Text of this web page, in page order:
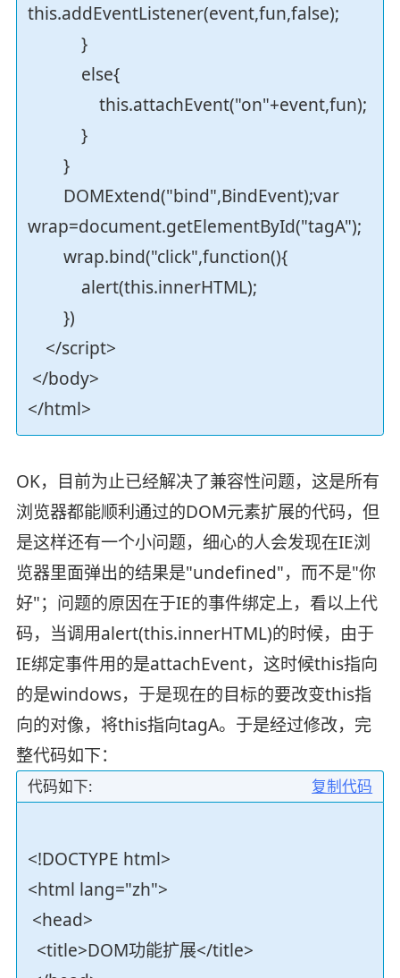
this.addEventListener(event,fun,false);
}
else{
this.attachEvent("on"+event,fun);
}
}
DOMExtend("bind",BindEvent);var
wrap=document.getElementById("tagA");
wrap.bind("click",function(){
alert(this.innerHTML);
})
</script>
</body>
</html>
OK，目前为止已经解决了兼容性问题，这是所有
浏览器都能顺利通过的DOM元素扩展的代码，但
是这样还有一个小问题，细心的人会发现在IE浏
览器里面弹出的结果是"undefined"，而不是"你
好"；问题的原因在于IE的事件绑定上，看以上代
码，当调用alert(this.innerHTML)的时候，由于
IE绑定事件用的是attachEvent，这时候this指向
的是windows，于是现在的目标的要改变this指
向的对像，将this指向tagA。于是经过修改，完
整代码如下：
复制代码
代码如下:
<!DOCTYPE html>
<html lang="zh">
<head>
<title>DOM功能扩展</title>